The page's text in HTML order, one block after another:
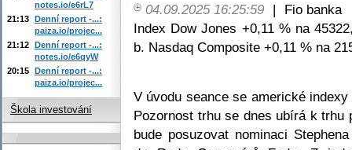
04.09.2025 16:25:59 |
Fio banka
Index Dow Jones +0,11 % na
b. Nasdaq Composite +0,11 % na
V úvodu seance se americké
Pozornost trhu se dnes ubírá k trhu
bude posuzovat nominaci
notes.io/e6rL7
21:13 Denní report -...:
paiza.io/projec...
21:12 Denní report -...:
notes.io/e6qyW
20:15 Denní report -...:
paiza.io/projec...
Škola investování